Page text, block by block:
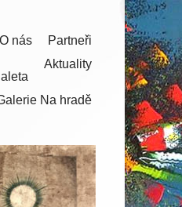
Partneři
O nás
Aktuality
Na hradě